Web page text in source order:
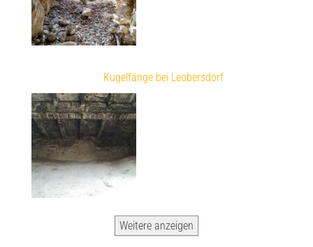
Kugelfänge bei Leobersdorf
Weitere anzeigen